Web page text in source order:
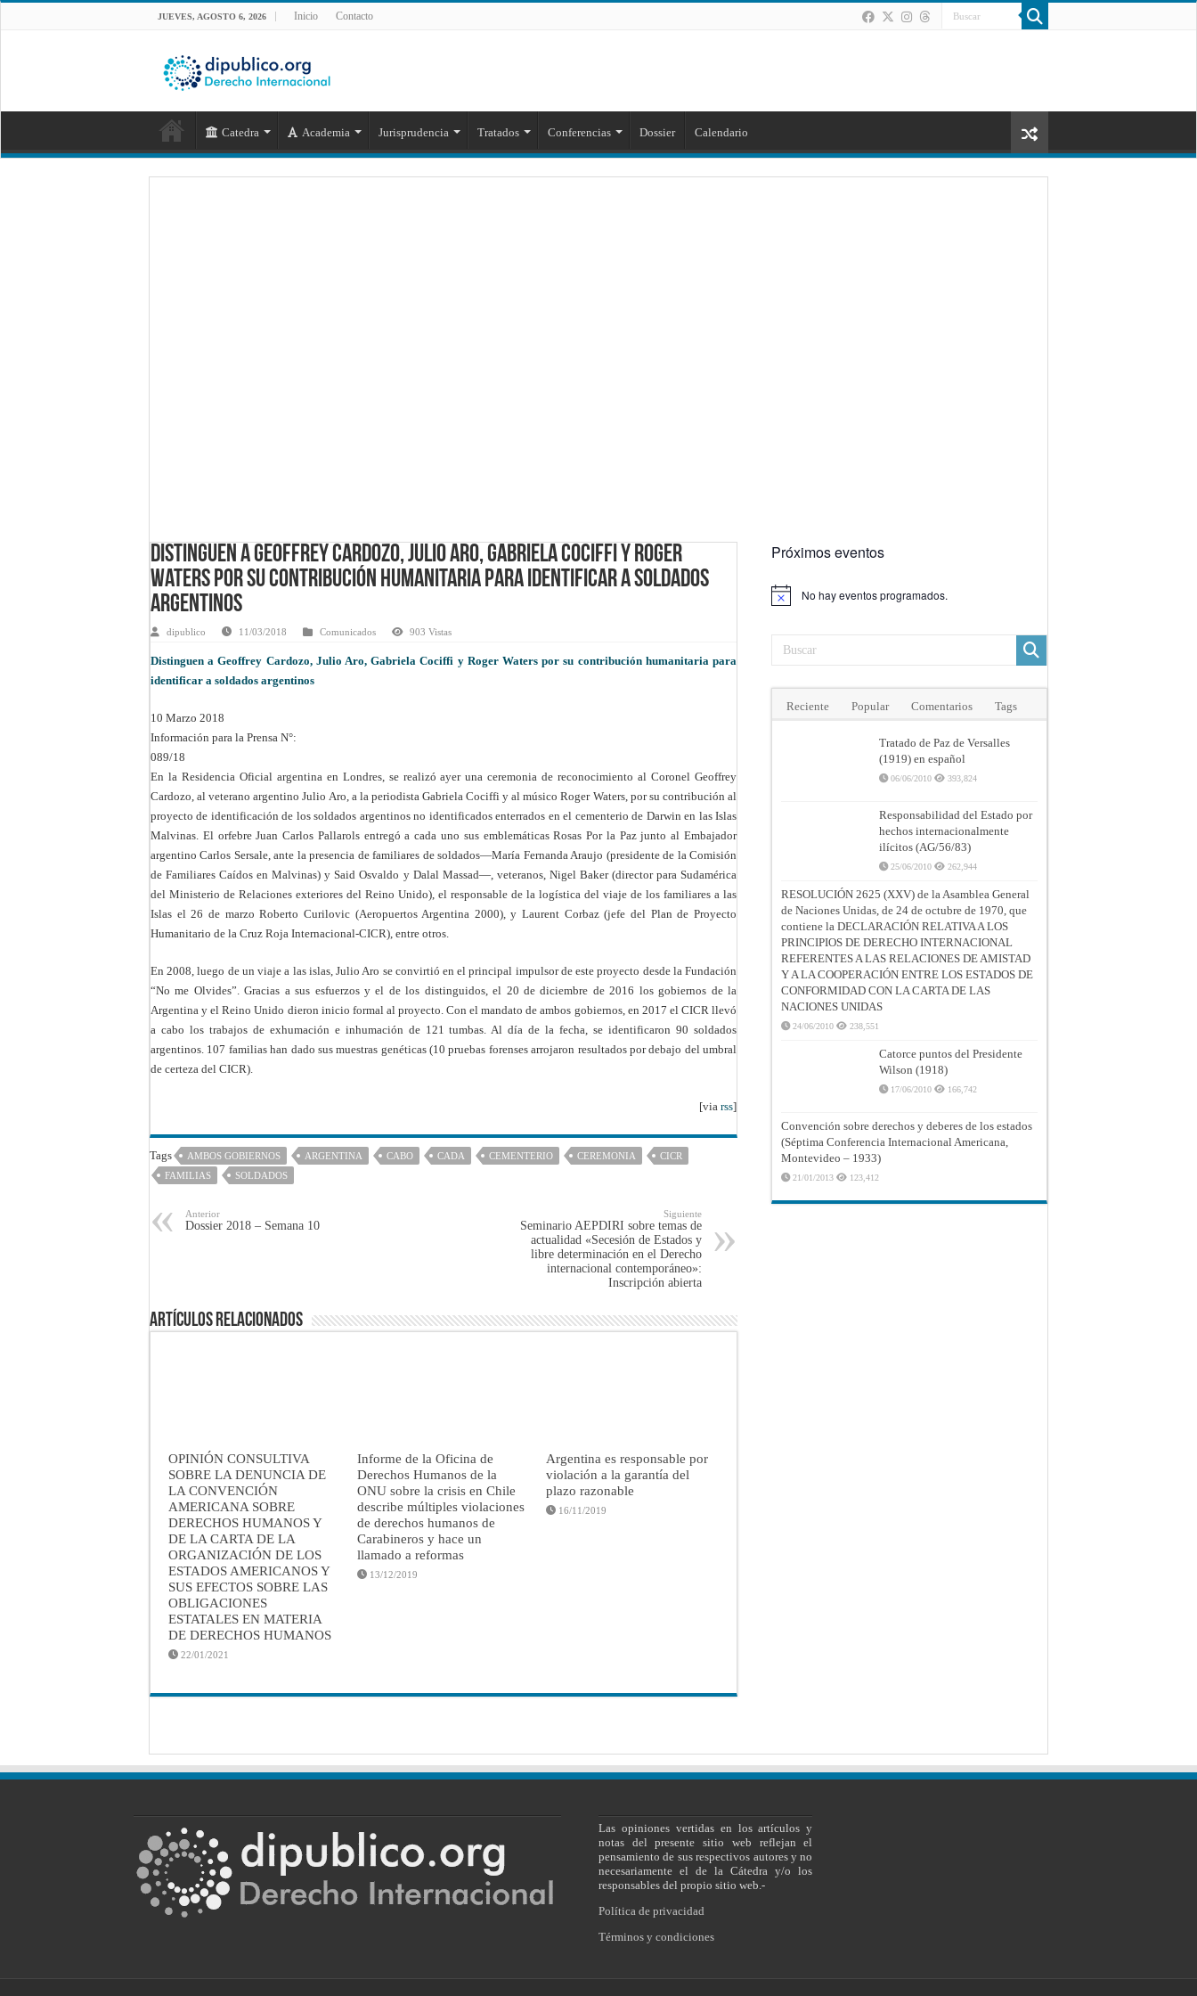
JUEVES, AGOSTO 6, 2026 Inicio Contacto
Catedra Academia Jurisprudencia Tratados Conferencias Dossier Calendario
Distinguen a Geoffrey Cardozo, Julio Aro, Gabriela Cociffi y Roger
Waters por su contribución humanitaria para identificar a soldados
argentinos
dipublico 11/03/2018 Comunicados 903 Vistas
Distinguen a Geoffrey Cardozo, Julio Aro, Gabriela Cociffi y Roger Waters por su contribución humanitaria para
identificar a soldados argentinos
10 Marzo 2018
Información para la Prensa N°:
089/18
En la Residencia Oficial argentina en Londres, se realizó ayer una ceremonia de reconocimiento al Coronel Geoffrey
Cardozo, al veterano argentino Julio Aro, a la periodista Gabriela Cociffi y al músico Roger Waters, por su contribución al
proyecto de identificación de los soldados argentinos no identificados enterrados en el cementerio de Darwin en las Islas
Malvinas. El orfebre Juan Carlos Pallarols entregó a cada uno sus emblemáticas Rosas Por la Paz junto al Embajador
argentino Carlos Sersale, ante la presencia de familiares de soldados—María Fernanda Araujo (presidente de la Comisión
de Familiares Caídos en Malvinas) y Said Osvaldo y Dalal Massad—, veteranos, Nigel Baker (director para Sudamérica
del Ministerio de Relaciones exteriores del Reino Unido), el responsable de la logística del viaje de los familiares a las
Islas el 26 de marzo Roberto Curilovic (Aeropuertos Argentina 2000), y Laurent Corbaz (jefe del Plan de Proyecto
Humanitario de la Cruz Roja Internacional-CICR), entre otros.
En 2008, luego de un viaje a las islas, Julio Aro se convirtió en el principal impulsor de este proyecto desde la Fundación
“No me Olvides”. Gracias a sus esfuerzos y el de los distinguidos, el 20 de diciembre de 2016 los gobiernos de la
Argentina y el Reino Unido dieron inicio formal al proyecto. Con el mandato de ambos gobiernos, en 2017 el CICR llevó
a cabo los trabajos de exhumación e inhumación de 121 tumbas. Al día de la fecha, se identificaron 90 soldados
argentinos. 107 familias han dado sus muestras genéticas (10 pruebas forenses arrojaron resultados por debajo del umbral
de certeza del CICR).
[via rss]
Tags AMBOS GOBIERNOS ARGENTINA CABO CADA CEMENTERIO CEREMONIA
CICR
FAMILIAS
SOLDADOS
Anterior
Dossier 2018 – Semana 10
Siguiente
Seminario AEPDIRI sobre temas de
actualidad «Secesión de Estados y
libre determinación en el Derecho
internacional contemporáneo»:
Inscripción abierta
Artículos Relacionados
OPINIÓN CONSULTIVA
SOBRE LA DENUNCIA DE
LA CONVENCIÓN
AMERICANA SOBRE
DERECHOS HUMANOS Y
DE LA CARTA DE LA
ORGANIZACIÓN DE LOS
ESTADOS AMERICANOS Y
SUS EFECTOS SOBRE LAS
OBLIGACIONES
ESTATALES EN MATERIA
DE DERECHOS HUMANOS
22/01/2021
Informe de la Oficina de
Derechos Humanos de la
ONU sobre la crisis en Chile
describe múltiples violaciones
de derechos humanos de
Carabineros y hace un
llamado a reformas
13/12/2019
Argentina es responsable por
violación a la garantía del
plazo razonable
16/11/2019
Próximos eventos
Aviso No hay eventos programados.
Reciente Popular Comentarios Tags
Tratado de Paz de Versalles
(1919) en español
06/06/2010 393,824
Responsabilidad del Estado por
hechos internacionalmente
ilícitos (AG/56/83)
25/06/2010 262,944
RESOLUCIÓN 2625 (XXV) de la Asamblea General
de Naciones Unidas, de 24 de octubre de 1970, que
contiene la DECLARACIÓN RELATIVA A LOS
PRINCIPIOS DE DERECHO INTERNACIONAL
REFERENTES A LAS RELACIONES DE AMISTAD
Y A LA COOPERACIÓN ENTRE LOS ESTADOS DE
CONFORMIDAD CON LA CARTA DE LAS
NACIONES UNIDAS
24/06/2010 238,551
Catorce puntos del Presidente
Wilson (1918)
17/06/2010 166,742
Convención sobre derechos y deberes de los estados
(Séptima Conferencia Internacional Americana,
Montevideo – 1933)
21/01/2013 123,412
Las opiniones vertidas en los artículos y
notas del presente sitio web reflejan el
pensamiento de sus respectivos autores y no
necesariamente el de la Cátedra y/o los
responsables del propio sitio web.-
Política de privacidad
Términos y condiciones